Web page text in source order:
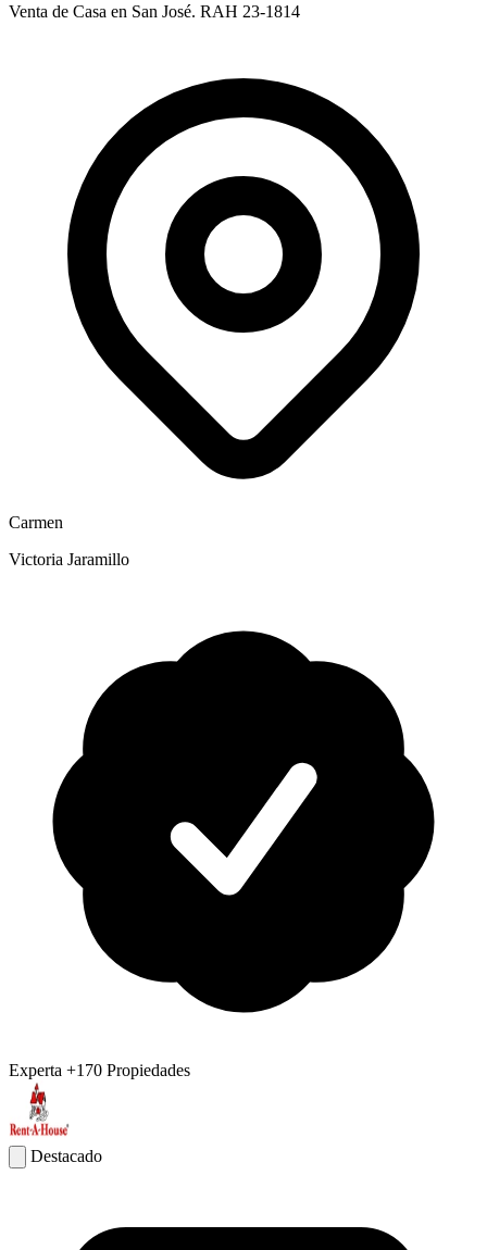
Venta de Casa en San José. RAH 23-1814
Carmen
Victoria Jaramillo
Experta +170 Propiedades
Destacado